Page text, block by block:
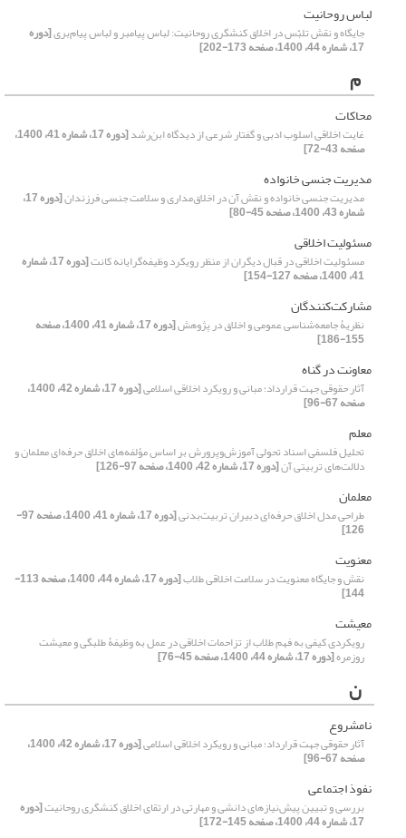
لباس روحانیت
جایگاه و نقش تلبّس در اخلاق کنشگری روحانیت: لباس پیامبر و لباس پیام‌بری[دوره
17، شماره 44، 1400، صفحه 173-202]
م
محاکات
غایت اخلاقی اسلوب ادبی و گفتار شرعی از دیدگاه ابن‌رشد [دوره 17، شماره 41، 1400،
صفحه 43-72]
مدیریت جنسی خانواده
مدیریت جنسی خانواده و نقش آن در اخلاق‌مداری و سلامت جنسی فرزندان [دوره 17،
شماره 43، 1400، صفحه 45-80]
مسئولیت اخلاقی
مسئولیت اخلاقی در قبال دیگران از منظر رویکرد وظیفه‌گرایانه کانت [دوره 17، شماره
41، 1400، صفحه 127-154]
مشارکت‌کنندگان
نظریۀ جامعه‌شناسی عمومی و اخلاق در پژوهش [دوره 17، شماره 41، 1400، صفحه
155-186]
معاونت در گناه
آثار حقوقی جهت قرارداد؛ مبانی و رویکرد اخلاقی اسلامی [دوره 17، شماره 42، 1400،
صفحه 67-96]
معلم
تحلیل فلسفی اسناد تحولی آموزش‌وپرورش بر اساس مؤلفه‌های اخلاق حرفه‌ای معلمان و
دلالت‌های تربیتی آن[دوره 17، شماره 42، 1400، صفحه 97-126]
معلمان
طراحی مدل اخلاق حرفه‌ای دبیران تربیت‌بدنی [دوره 17، شماره 41، 1400، صفحه 97-
126]
معنویت
نقش و جایگاه معنویت در سلامت اخلاقی طلاب [دوره 17، شماره 44، 1400، صفحه 113-
144]
معیشت
رویکردی کیفی به فهم طلاب از تزاحمات اخلاقی در عمل به وظیفۀ طلبگی و معیشت
روزمره[دوره 17، شماره 44، 1400، صفحه 45-76]
ن
نامشروع
آثار حقوقی جهت قرارداد؛ مبانی و رویکرد اخلاقی اسلامی [دوره 17، شماره 42، 1400،
صفحه 67-96]
نفوذ اجتماعی
بررسی و تبیین پیش‌نیازهای دانشی و مهارتی در ارتقای اخلاق کنشگری روحانیت[دوره
17، شماره 44، 1400، صفحه 145-172]